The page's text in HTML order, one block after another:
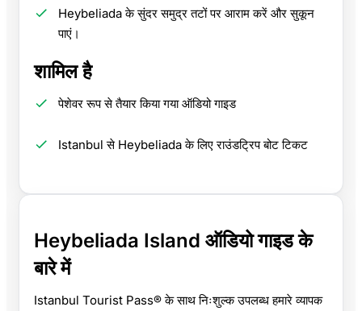
Heybeliada के सुंदर समुद्र तटों पर आराम करें और सुकून
पाएं।
शामिल है
पेशेवर रूप से तैयार किया गया ऑडियो गाइड
Istanbul से Heybeliada के लिए राउंडट्रिप बोट टिकट
Heybeliada Island ऑडियो गाइड के
बारे में
Istanbul Tourist Pass® के साथ निःशुल्क उपलब्ध हमारे व्यापक